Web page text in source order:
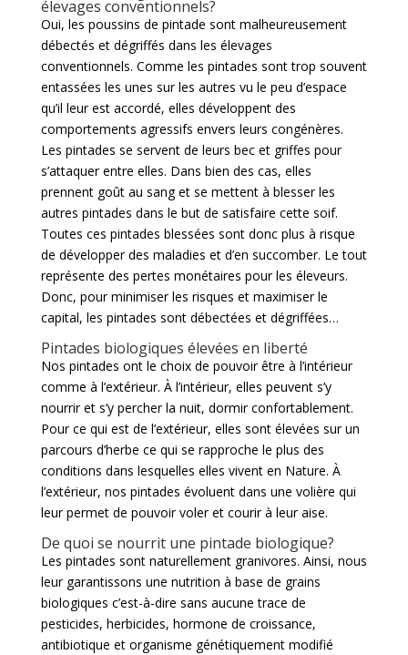
élevages conventionnels?
Oui, les poussins de pintade sont malheureusement
débectés et dégriffés dans les élevages
conventionnels. Comme les pintades sont trop souvent
entassées les unes sur les autres vu le peu d’espace
qu’il leur est accordé, elles développent des
comportements agressifs envers leurs congénères.
Les pintades se servent de leurs bec et griffes pour
s’attaquer entre elles. Dans bien des cas, elles
prennent goût au sang et se mettent à blesser les
autres pintades dans le but de satisfaire cette soif.
Toutes ces pintades blessées sont donc plus à risque
de développer des maladies et d’en succomber. Le tout
représente des pertes monétaires pour les éleveurs.
Donc, pour minimiser les risques et maximiser le
capital, les pintades sont débectées et dégriffées…
Pintades biologiques élevées en liberté
Nos pintades ont le choix de pouvoir être à l’intérieur
comme à l’extérieur. À l’intérieur, elles peuvent s’y
nourrir et s’y percher la nuit, dormir confortablement.
Pour ce qui est de l’extérieur, elles sont élevées sur un
parcours d’herbe ce qui se rapproche le plus des
conditions dans lesquelles elles vivent en Nature. À
l’extérieur, nos pintades évoluent dans une volière qui
leur permet de pouvoir voler et courir à leur aise.
De quoi se nourrit une pintade biologique?
Les pintades sont naturellement granivores. Ainsi, nous
leur garantissons une nutrition à base de grains
biologiques c’est-à-dire sans aucune trace de
pesticides, herbicides, hormone de croissance,
antibiotique et organisme génétiquement modifié